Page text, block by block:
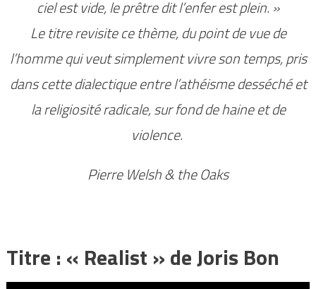
ciel est vide, le prêtre dit l’enfer est plein. »
Le titre revisite ce thème, du point de vue de
l’homme qui veut simplement vivre son temps, pris
dans cette dialectique entre l’athéisme desséché et
la religiosité radicale, sur fond de haine et de
violence.
Pierre Welsh & the Oaks
Titre : « Realist » de Joris Bon